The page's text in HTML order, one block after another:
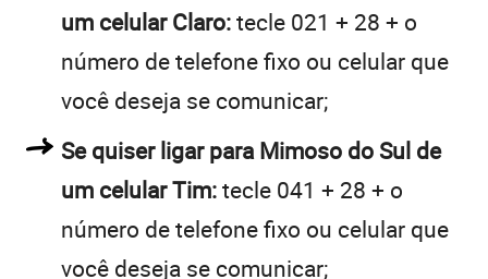
um celular Claro:tecle 021 + 28 + o
número de telefone fixo ou celular que
você deseja se comunicar;
Se quiser ligar para Mimoso do Sul de
um celular Tim:tecle 041 + 28 + o
número de telefone fixo ou celular que
você deseja se comunicar;